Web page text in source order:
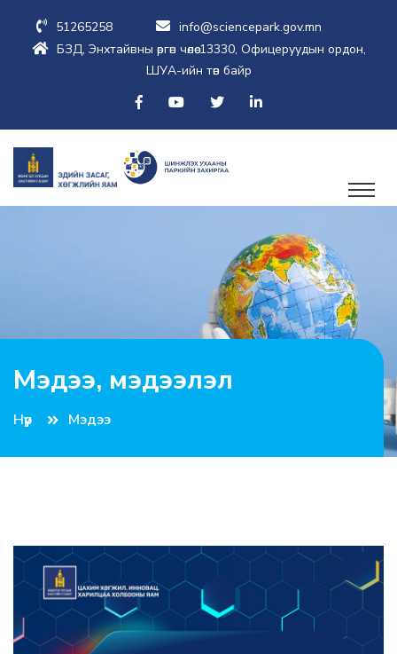
51265258
info@sciencepark.gov.mn
БЗД, Энхтайвны өргөн чөлөө-13330, Офицеруудын ордон,
ШУА-ийн төв байр
Мэдээ, мэдээлэл
Нүүр Мэдээ